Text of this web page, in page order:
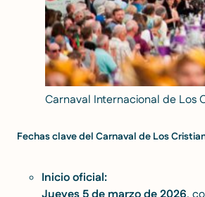
Carnaval Internacional de Los
Fechas clave del Carnaval de Los
Inicio oficial: